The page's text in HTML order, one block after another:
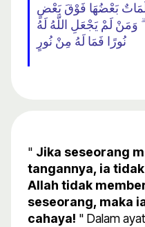
بَعْضُهَا فَوْقَ بَعْضٍ
وَمَنْ لَمْ يَجْعَلِ اللَّهُ لَهُ
نُورًا فَمَا لَهُ مِنْ نُورٍ
" Jika seseorang
tangannya, ia
Allah tidak
seseorang, maka
cahaya! " Dalam